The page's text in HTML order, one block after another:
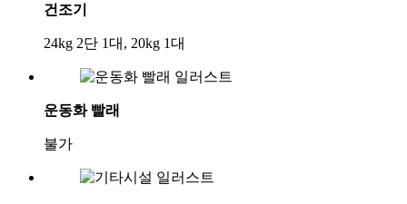
건조기
24kg 2단 1대, 20kg 1대
운동화 빨래
불가